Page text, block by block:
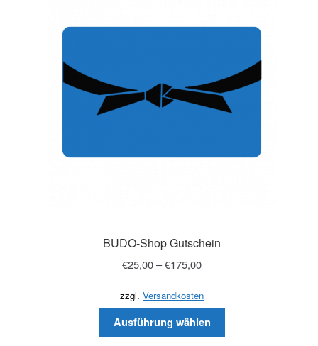
BUDO-Shop Gutschein
€25,00–€175,00
zzgl. Versandkosten
Ausführung wählen